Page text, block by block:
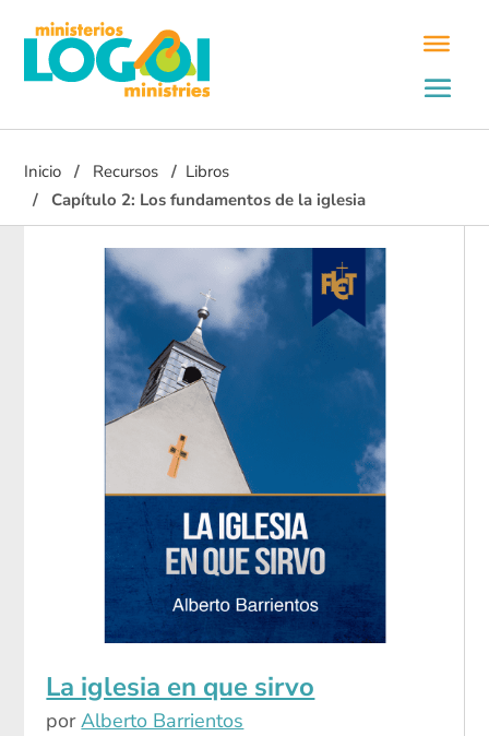
Inicio Recursos
Libros
Capítulo 2: Los fundamentos de la iglesia
La iglesia en que sirvo
porAlberto Barrientos